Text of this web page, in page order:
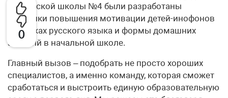
0
Бугровской школы №4 были разработаны
методики повышения мотивации детей-инофонов
на уроках русского языка и формы домашних
заданий в начальной школе.
Главный вызов – подобрать не просто хороших
специалистов, а именно команду, которая сможет
сработаться и выстроить единую образовательную